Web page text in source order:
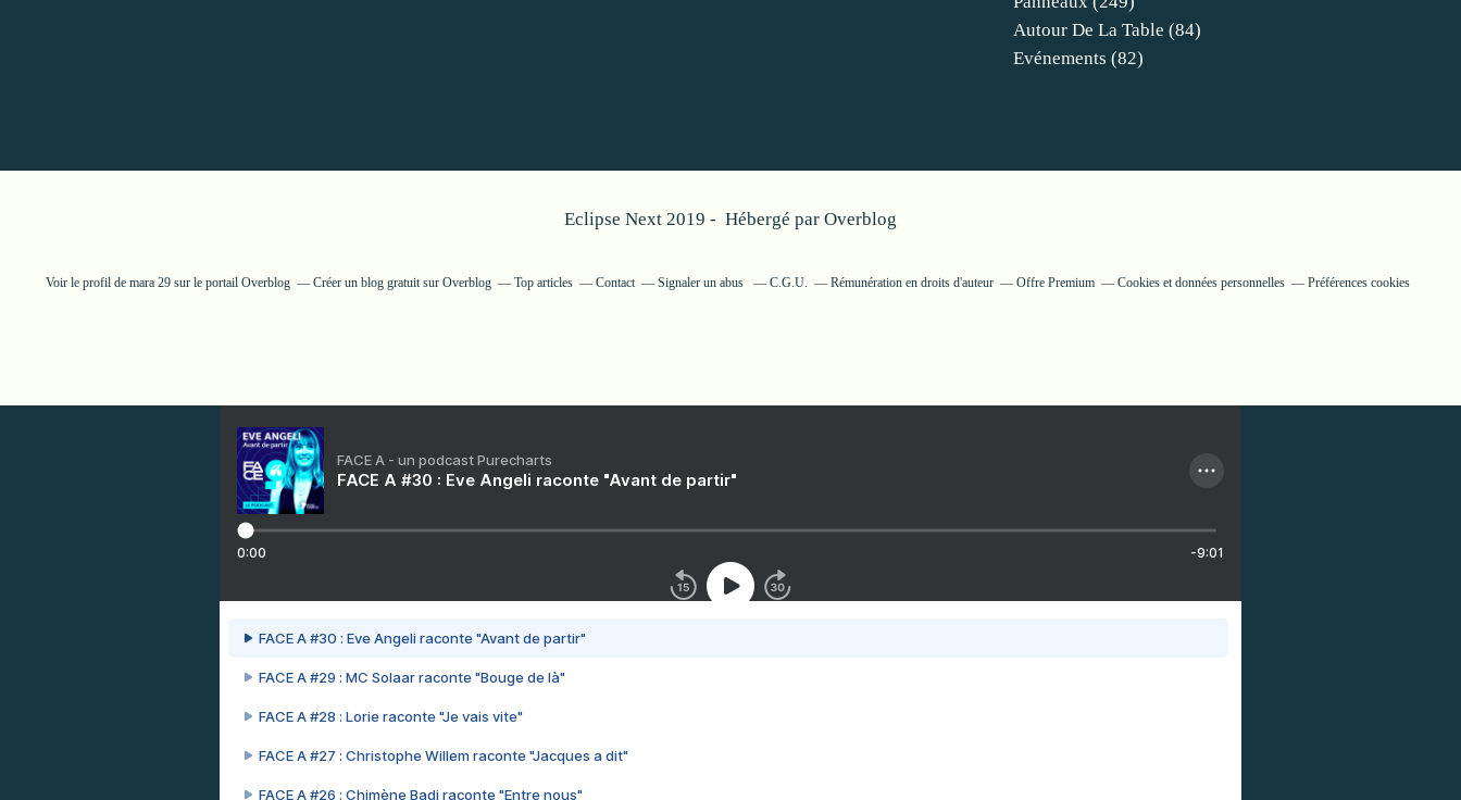
Autour De La Table (84)
Evénements (82)
Eclipse Next 2019 - Hébergé par Overblog
Voir le profil de mara 29sur le portail Overblog Créer un blog gratuit sur Overblog Top articles Contact Signaler un abus C.G.U. Rémunération en droits d'auteur Offre Premium Cookies et données personnelles Préférences cookies
FACE A - un podcast Purecharts
FACE A #30 : Eve Angeli raconte "Avant de partir"
0:00 -9:01
FACE A #30 : Eve Angeli raconte "Avant de partir"
FACE A #29 : MC Solaar raconte "Bouge de là"
FACE A #28 : Lorie raconte "Je vais vite"
FACE A #27 : Christophe Willem raconte "Jacques a dit"
FACE A #26 : Chimène Badi raconte "Entre nous"